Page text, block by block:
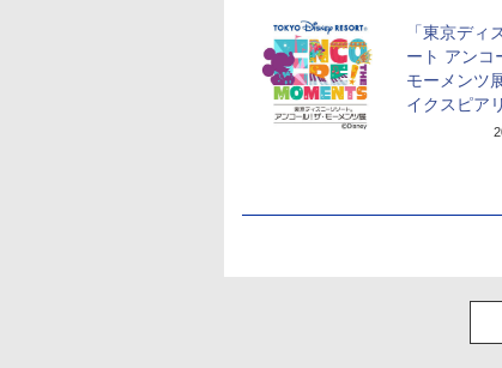
「東京ディ
ート アンコ
モーメンツ
イクスピア